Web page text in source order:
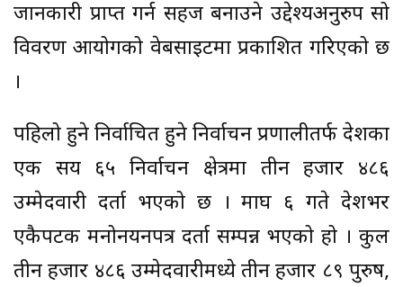
जानकारी प्राप्त गर्न सहज बनाउने उद्देश्यअनुरुप सो
विवरण आयोगको वेबसाइटमा प्रकाशित गरिएको छ
।
पहिलो हुने निर्वाचित हुने निर्वाचन प्रणालीतर्फ देशका
एक सय ६५ निर्वाचन क्षेत्रमा तीन हजार ४८६
उम्मेदवारी दर्ता भएको छ । माघ ६ गते देशभर
एकैपटक मनोनयनपत्र दर्ता सम्पन्न भएको हो । कुल
तीन हजार ४८६ उम्मेदवारीमध्ये तीन हजार ८९ पुरुष,